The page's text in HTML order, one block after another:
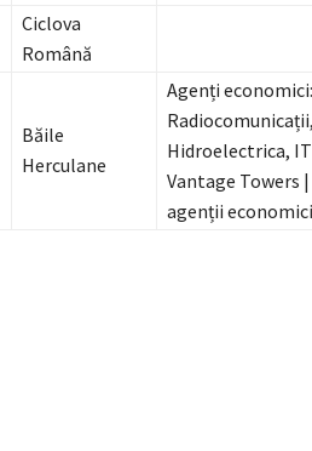
Ciclova
Română
Băile
Herculane
Agenți
Hidroelectrica,
Vantage Towers
agenții economici